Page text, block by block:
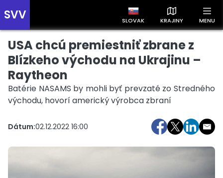
SVV SLOVAK KRAJINY MENU
Prehľad správ podľa krajín
Zobrazte si správy rozdelené podľa krajín a získajte rýchly
prehľad o dianí vo svete.
USA chcú premiestniť zbrane z
Blízkeho východu na Ukrajinu –
Raytheon
Batérie NASAMS by mohli byť prevzaté zo Stredného
východu, hovorí americký výrobca zbraní
Dátum:02.12.2022 16:00